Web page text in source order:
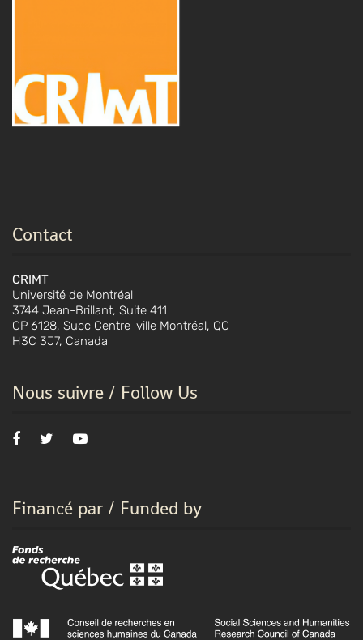
Contact
CRIMT
Université de Montréal
3744 Jean-Brillant, Suite 411
CP 6128, Succ Centre-ville Montréal, QC
H3C 3J7, Canada
Nous suivre / Follow Us
Financé par / Funded by